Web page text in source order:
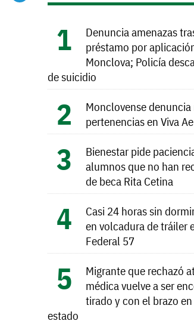
Denuncia amenazas
préstamo por
Monclova; Policía
de suicidio
Monclovense
pertenencias en Viva
Bienestar pide
alumnos que no han
de beca Rita Cetina
Casi 24 horas sin
en volcadura de tráiler
Federal 57
Migrante que rechazó
médica vuelve a ser
tirado y con el brazo en
estado